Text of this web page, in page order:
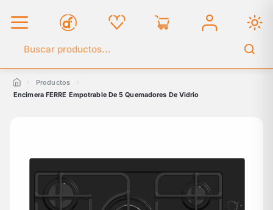
Buscar en el catálogo
Productos
Encimera FERRE Empotrable De 5 Quemadores De Vidrio